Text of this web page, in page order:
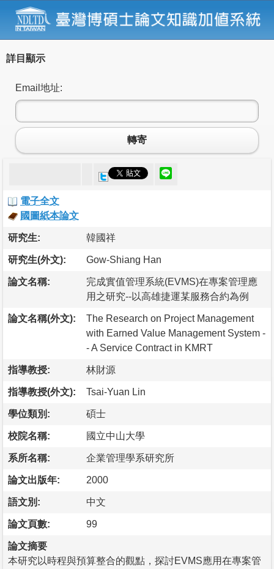
詳目顯示
Email地址:
轉寄
電子全文
國圖紙本論文
研究生: 韓國祥
研究生(外文): Gow-Shiang Han
論文名稱:
完成實值管理系統(EVMS)在專案管理應
用之研究--以高雄捷運某服務合約為例
論文名稱(外文):
The Research on Project Management
with Earned Value Management System -
- A Service Contract in KMRT
指導教授: 林財源
指導教授(外文): Tsai-Yuan Lin
學位類別: 碩士
校院名稱: 國立中山大學
系所名稱: 企業管理學系研究所
論文出版年: 2000
語文別: 中文
論文頁數: 99
論文摘要
本研究以時程與預算整合的觀點，探討EVMS應用在專案管